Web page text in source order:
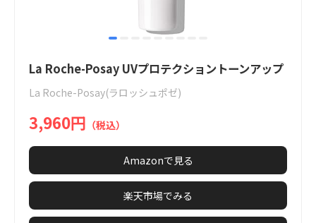
item
1
9
La Roche-Posay UVプロテクショントーンアップ
La Roche-Posay(ラロッシュポゼ)
3,960円 （税込）
Amazonで見る
楽天市場でみる